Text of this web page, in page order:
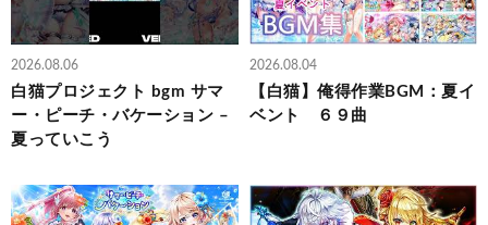
2026.08.06
白猫プロジェクト bgm サマ
ー・ピーチ・バケーション –
夏っていこう
2026.08.04
【白猫】俺得作業BGM：夏イ
ベント ６９曲